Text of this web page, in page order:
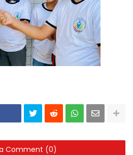
Comment (0)